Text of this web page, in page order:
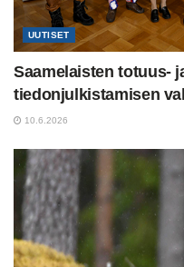
UUTISET
Saamelaisten totuus-
tiedonjulkistamisen
10.6.2026